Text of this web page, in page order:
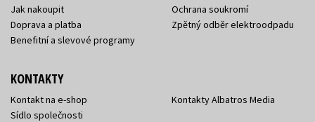
Jak nakoupit
Doprava a platba
Benefitní a slevové programy
Ochrana soukromí
Zpětný odběr elektroodpadu
KONTAKTY
Kontakt na e-shop
Sídlo společnosti
Kontakty Albatros Media